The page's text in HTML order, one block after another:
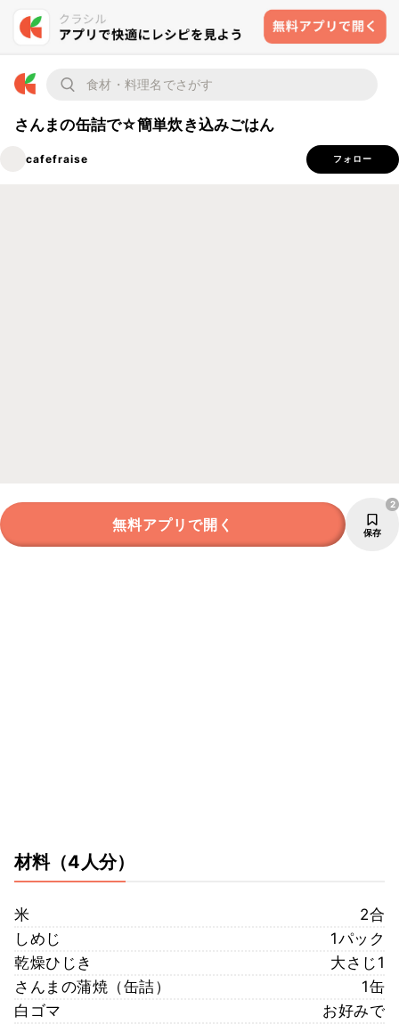
さんまの缶詰で☆簡単炊き込みごはん
cafefraise フォロー
無料アプリで開く 保存
2
材料（4人分）
米
2合
しめじ
1パック
乾燥ひじき
大さじ1
さんまの蒲焼（缶詰）
1缶
白ゴマ
お好みで